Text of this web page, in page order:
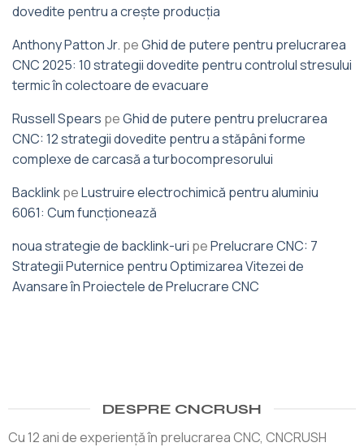
dovedite pentru a crește producția
Anthony Patton Jr. peGhid de putere pentru prelucrarea
CNC 2025: 10 strategii dovedite pentru controlul stresului
termic în colectoare de evacuare
Russell Spears peGhid de putere pentru prelucrarea
CNC: 12 strategii dovedite pentru a stăpâni forme
complexe de carcasă a turbocompresorului
BacklinkpeLustruire electrochimică pentru aluminiu
6061: Cum funcționează
noua strategie de backlink-uri pePrelucrare CNC: 7
Strategii Puternice pentru Optimizarea Vitezei de
Avansare în Proiectele de Prelucrare CNC
DESPRE CNCRUSH
Cu 12 ani de experiență în prelucrarea CNC, CNCRUSH